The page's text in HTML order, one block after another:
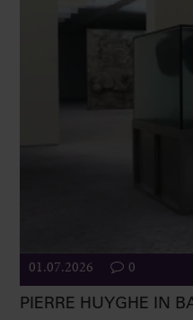
01.07.2026 0
PIERRE HUYGHE IN